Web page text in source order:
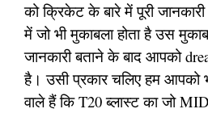
को क्रिकेट के बारे में पूरी
में जो भी मुकाबला होता है उस
जानकारी बताने के बाद आपको
है। उसी प्रकार चलिए हम आपको
वाले हैं कि T20 ब्लास्ट का जो